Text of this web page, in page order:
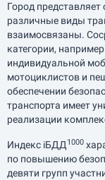
Город
различные виды
взаимосвязаны.
категории,
индивидуальной
мотоциклистов и
обеспечении
транспорта имеет
реализации
Индекс iБДД 1000
по повышению
девяти групп